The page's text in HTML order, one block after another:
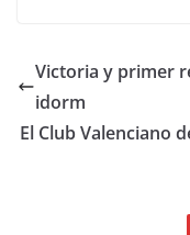
Victoria y primer
idorm
El Club Valenciano